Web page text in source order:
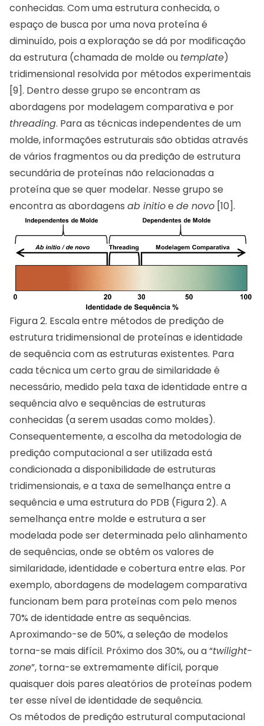
conhecidas. Com uma estrutura conhecida, o
espaço de busca por uma nova proteína é
diminuído, pois a exploração se dá por modificação
da estrutura (chamada de molde ou template)
tridimensional resolvida por métodos experimentais
[9]. Dentro desse grupo se encontram as
abordagens por modelagem comparativa e por
threading. Para as técnicas independentes de um
molde, informações estruturais são obtidas através
de vários fragmentos ou da predição de estrutura
secundária de proteínas não relacionadas a
proteína que se quer modelar. Nesse grupo se
encontra as abordagens ab initioe de novo [10].
Figura 2. Escala entre métodos de predição de
estrutura tridimensional de proteínas e identidade
de sequência com as estruturas existentes. Para
cada técnica um certo grau de similaridade é
necessário, medido pela taxa de identidade entre a
sequência alvo e sequências de estruturas
conhecidas (a serem usadas como moldes).
Consequentemente, a escolha da metodologia de
predição computacional a ser utilizada está
condicionada a disponibilidade de estruturas
tridimensionais, e a taxa de semelhança entre a
sequência e uma estrutura do PDB (Figura 2). A
semelhança entre molde e estrutura a ser
modelada pode ser determinada pelo alinhamento
de sequências, onde se obtém os valores de
similaridade, identidade e cobertura entre elas. Por
exemplo, abordagens de modelagem comparativa
funcionam bem para proteínas com pelo menos
70% de identidade entre as sequências.
Aproximando-se de 50%, a seleção de modelos
torna-se mais difícil. Próximo dos 30%, ou a “twilight-
zone”, torna-se extremamente difícil, porque
quaisquer dois pares aleatórios de proteínas podem
ter esse nível de identidade de sequência.
Os métodos de predição estrutural computacional